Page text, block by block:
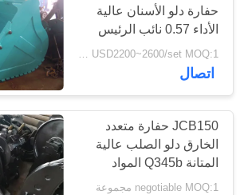
جولة
المعمل
مراقبة
الجودة
حفارة دلو الأسنان عالية
الأداء 0.57 نائب الرئيس
الخندق دلو
USD2200~2600/set MOQ:1 مجموعة
اتصال
JCB150 حفارة متعدد
الخارق دلو الصلب عالية
المتانة Q345b المواد
negotiable MOQ:1 مجموعة